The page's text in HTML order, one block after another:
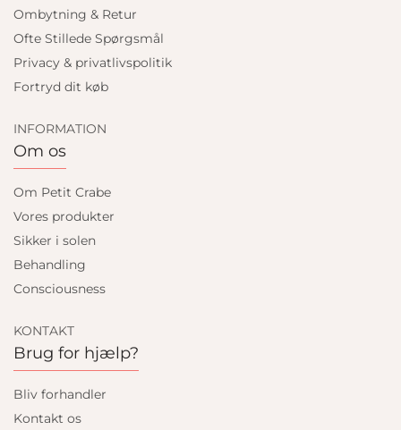
Ombytning & Retur
Ofte Stillede Spørgsmål
Privacy & privatlivspolitik
Fortryd dit køb
INFORMATION
Om os
Om Petit Crabe
Vores produkter
Sikker i solen
Behandling
Consciousness
KONTAKT
Brug for hjælp?
Bliv forhandler
Kontakt os